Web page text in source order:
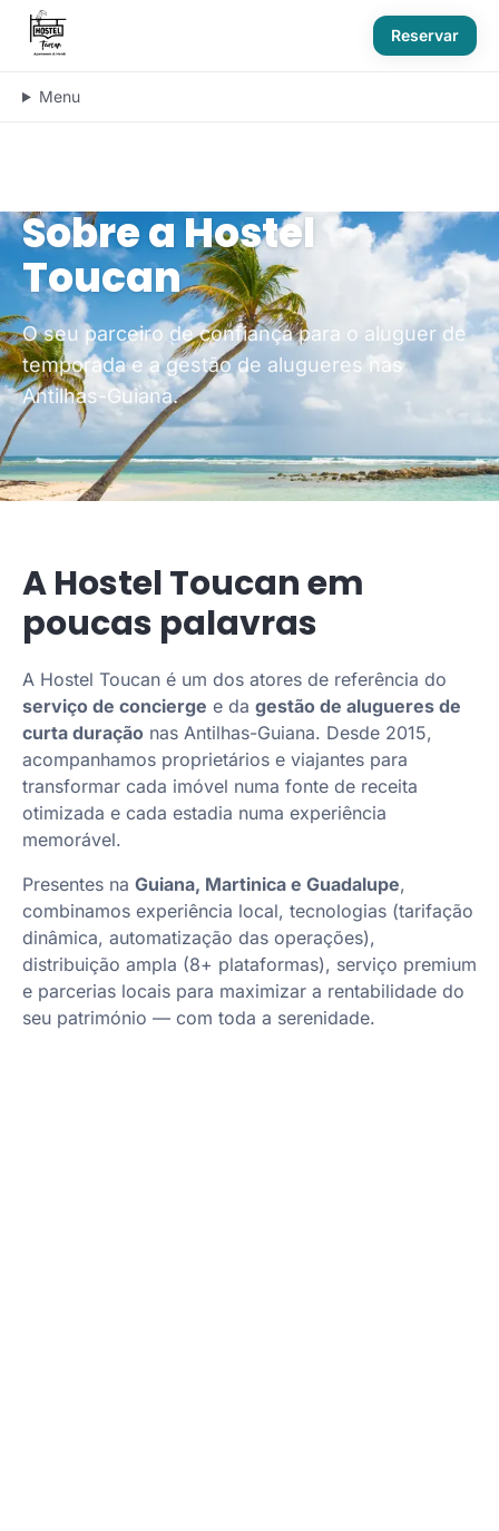
Reservar
Menu
Sobre a Hostel
Toucan
O seu parceiro de confiança para o aluguer de
temporada e a gestão de alugueres nas
Antilhas-Guiana.
A Hostel Toucan em
poucas palavras
A Hostel Toucan é um dos atores de referência do
serviço de concierge e da gestão de alugueres de
curta duração nas Antilhas-Guiana. Desde 2015,
acompanhamos proprietários e viajantes para
transformar cada imóvel numa fonte de receita
otimizada e cada estadia numa experiência
memorável.
Presentes na Guiana, Martinica e Guadalupe,
combinamos experiência local, tecnologias (tarifação
dinâmica, automatização das operações),
distribuição ampla (8+ plataformas), serviço premium
e parcerias locais para maximizar a rentabilidade do
seu património — com toda a serenidade.